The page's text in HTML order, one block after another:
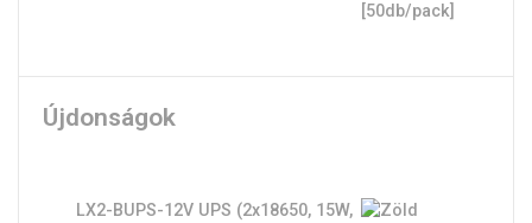
Újdonságok
LX2-BUPS-12V UPS (2x18650, 15W,